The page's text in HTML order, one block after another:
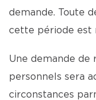
demande. Toute
cette période est
Une demande de
personnels sera
circonstances